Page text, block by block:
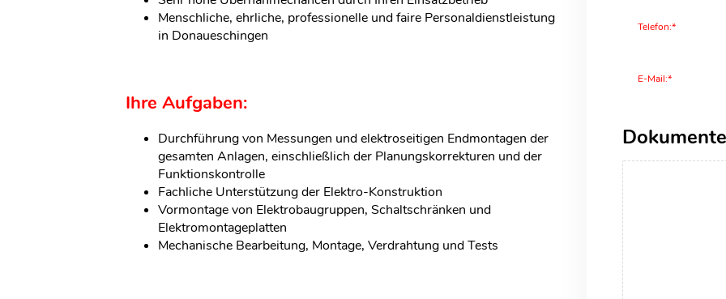
Telefon:*
E-Mail:*
Dokumente
Menschliche, ehrliche, professionelle und faire Personaldienstleistung
in Donaueschingen
Ihre Aufgaben:
Durchführung von Messungen und elektroseitigen Endmontagen der
gesamten Anlagen, einschließlich der Planungskorrekturen und der
Funktionskontrolle
Fachliche Unterstützung der Elektro-Konstruktion
Vormontage von Elektrobaugruppen, Schaltschränken und
Elektromontageplatten
Mechanische Bearbeitung, Montage, Verdrahtung und Tests